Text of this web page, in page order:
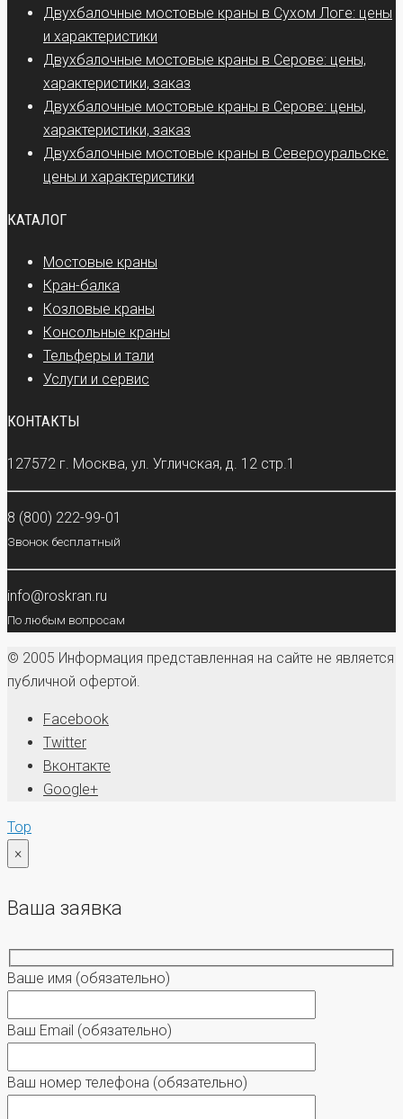
Двухбалочные мостовые краны в Сухом Логе: цены
и характеристики
Двухбалочные мостовые краны в Серове: цены,
характеристики, заказ
Двухбалочные мостовые краны в Серове: цены,
характеристики, заказ
Двухбалочные мостовые краны в Североуральске:
цены и характеристики
КАТАЛОГ
Мостовые краны
Кран-балка
Козловые краны
Консольные краны
Тельферы и тали
Услуги и сервис
КОНТАКТЫ
127572 г. Москва, ул. Угличская, д. 12 стр.1
8 (800) 222-99-01
Звонок бесплатный
info@roskran.ru
По любым вопросам
© 2005 Информация представленная на сайте не является
публичной офертой.
Facebook
Twitter
Вконтакте
Google+
Top
×
Ваша заявка
Ваше имя (обязательно)
Ваш Email (обязательно)
Ваш номер телефона (обязательно)